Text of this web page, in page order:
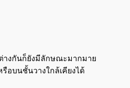
งกันก็ยังมีลักษณะมากมาย
อบนชั้นวางใกล้เคียงได้